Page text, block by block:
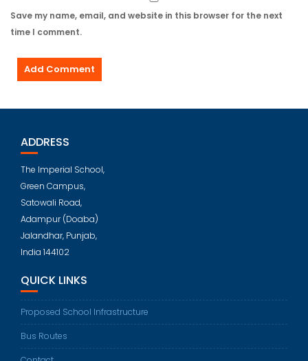
Save my name, email, and website in this browser for the next
time I comment.
ADDRESS
The Imperial School,
Green Campus,
Satowali Road,
Adampur (Doaba)
Jalandhar, Punjab,
India 144102
QUICK LINKS
Proposed School Infrastructure
Bus Routes